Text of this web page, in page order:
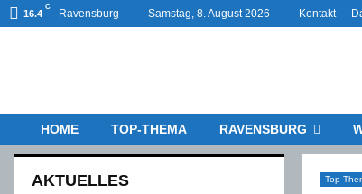
16.4
C
Ravensburg Samstag, 8. August 2026 Kontakt
HOME TOP-THEMA RAVENSBURG
Top-
AKTUELLES